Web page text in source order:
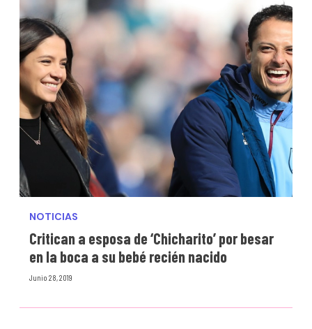
NOTICIAS
Critican a esposa de ‘Chicharito’ por besar
en la boca a su bebé recién nacido
Junio 28, 2019